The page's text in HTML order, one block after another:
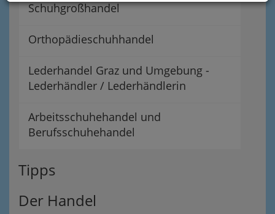
Schuhgroßhandel
Orthopädieschuhhandel
Lederhandel Graz und Umgebung -
Lederhändler / Lederhändlerin
Arbeitsschuhehandel und
Berufsschuhehandel
Tipps
Der Handel